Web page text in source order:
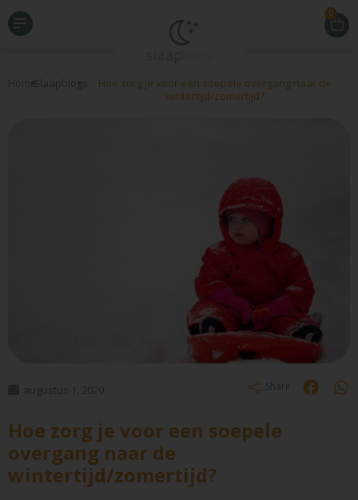
0
HomeSlaapblogs
Hoe zorg je voor een soepele overgang naar de
wintertijd/zomertijd?
augustus 1, 2020 Share
Hoe zorg je voor een soepele
overgang naar de
wintertijd/zomertijd?